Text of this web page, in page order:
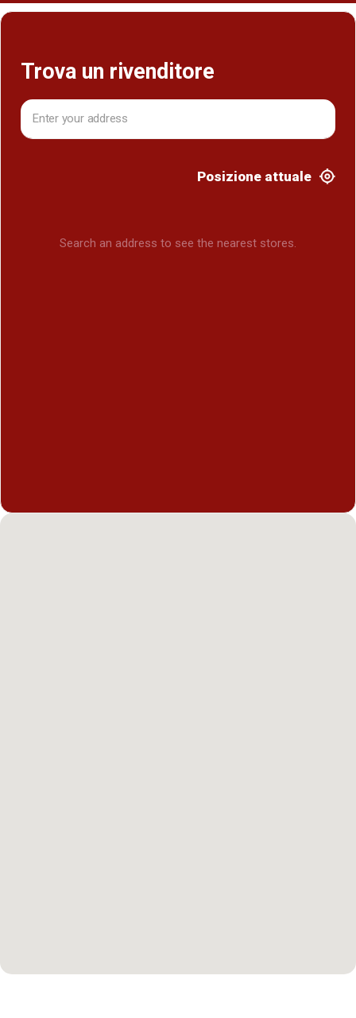
Trova un rivenditore
Posizione attuale
Search an address to see the nearest stores.